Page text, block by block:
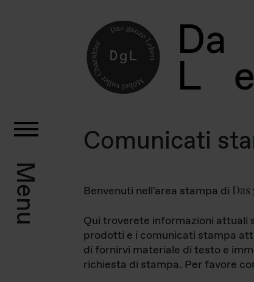
Da
L e
Menu
Comunicati
Benvenuti nell'area stampa di Das
Qui troverete informazioni attuali
prodotti e i comunicati stampa
di fornirvi materiale di testo e
richiesta di stampa. Per favore